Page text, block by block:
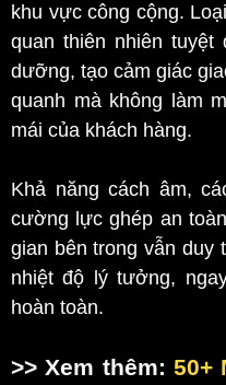
khu vực công cộng.
quan thiên nhiên tuyệt
dưỡng, tạo cảm giác
quanh mà không làm
mái của khách hàng.
Khả năng cách âm,
cường lực ghép an
gian bên trong vẫn duy
nhiệt độ lý tưởng,
hoàn toàn.
>> Xem thêm: 50+